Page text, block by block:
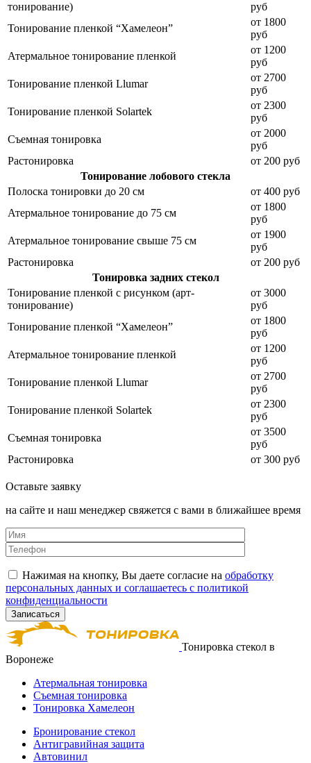
тонирование)
руб
Тонирование пленкой “Хамелеон”
от 1800
руб
Атермальное тонирование пленкой
от 1200
руб
Тонирование пленкой Llumar
от 2700
руб
Тонирование пленкой Solartek
от 2300
руб
Съемная тонировка
от 2000
руб
Растонировка
от 200 руб
Тонирование лобового стекла
Полоска тонировки до 20 см
от 400 руб
Атермальное тонирование до 75 см
от 1800
руб
Атермальное тонирование свыше 75 см
от 1900
руб
Растонировка
от 200 руб
Тонировка задних стекол
Тонирование пленкой с рисунком (арт-
тонирование)
от 3000
руб
Тонирование пленкой “Хамелеон”
от 1800
руб
Атермальное тонирование пленкой
от 1200
руб
Тонирование пленкой Llumar
от 2700
руб
Тонирование пленкой Solartek
от 2300
руб
Съемная тонировка
от 3500
руб
Растонировка
от 300 руб
Оставьте заявку
на сайте и наш менеджер свяжется с вами в ближайшее время
Нажимая на кнопку, Вы даете согласие на обработку
персональных данных и соглашаетесь с политикой
конфиденциальности
Тонировка стекол в
Воронеже
Атермальная тонировка
Съемная тонировка
Тонировка Хамелеон
Бронирование стекол
Антигравийная защита
Автовинил